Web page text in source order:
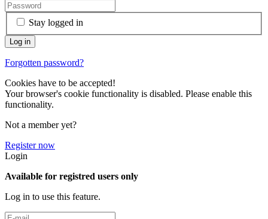
Stay logged in
Forgotten password?
Cookies have to be accepted!
Your browser's cookie functionality is disabled. Please enable this
functionality.
Not a member yet?
Register now
Login
Available for registred users only
Log in to use this feature.